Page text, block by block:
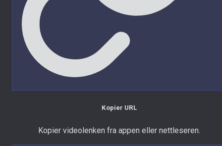
Kopier URL
Kopier videolenken fra appen eller nettleseren.